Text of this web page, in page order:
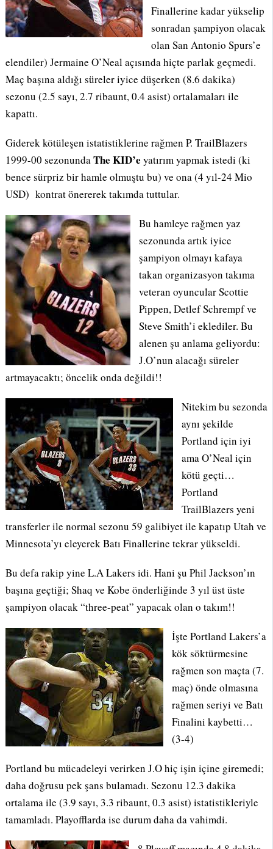
Finallerine kadar yükselip
sonradan şampiyon olacak
olan San Antonio Spurs’e
elendiler) Jermaine O’Neal açısında hiçte parlak geçmedi.
Maç başına aldığı süreler iyice düşerken (8.6 dakika)
sezonu (2.5 sayı, 2.7 ribaunt, 0.4 asist) ortalamaları ile
kapattı.
Giderek kötüleşen istatistiklerine rağmen P. TrailBlazers
1999-00 sezonundaThe KID’e yatırım yapmak istedi (ki
bence sürpriz bir hamle olmuştu bu) ve ona (4 yıl-24 Mio
USD) kontrat önererek takımda tuttular.
Bu hamleye rağmen yaz
sezonunda artık iyice
şampiyon olmayı kafaya
takan organizasyon takıma
veteran oyuncular Scottie
Pippen, Detlef Schrempf ve
Steve Smith’i eklediler. Bu
alenen şu anlama geliyordu:
J.O’nun alacağı süreler
artmayacaktı; öncelik onda değildi!!
Nitekim bu sezonda
aynı şekilde
Portland için iyi
ama O’Neal için
kötü geçti…
Portland
TrailBlazers yeni
transferler ile normal sezonu 59 galibiyet ile kapatıp Utah ve
Minnesota’yı eleyerek Batı Finallerine tekrar yükseldi.
Bu defa rakip yine L.A Lakers idi. Hani şu Phil Jackson’ın
başına geçtiği; Shaq ve Kobe önderliğinde 3 yıl üst üste
şampiyon olacak “three-peat” yapacak olan o takım!!
İşte Portland Lakers’a
kök söktürmesine
rağmen son maçta (7.
maç) önde olmasına
rağmen seriyi ve Batı
Finalini kaybetti…
(3-4)
Portland bu mücadeleyi verirken J.O hiç işin içine giremedi;
daha doğrusu pek şans bulamadı. Sezonu 12.3 dakika
ortalama ile (3.9 sayı, 3.3 ribaunt, 0.3 asist) istatistikleriyle
tamamladı. Playofflarda ise durum daha da vahimdi.